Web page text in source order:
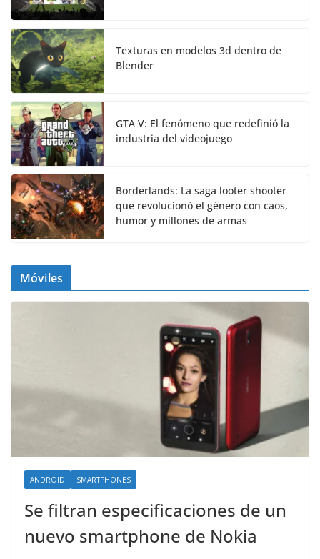
Texturas en modelos 3d dentro de
Blender
GTA V: El fenómeno que redefinió la
industria del videojuego
Borderlands: La saga looter shooter
que revolucionó el género con caos,
humor y millones de armas
Móviles
ANDROID SMARTPHONES
Se filtran especificaciones de un
nuevo smartphone de Nokia